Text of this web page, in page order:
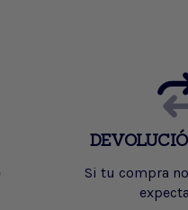
Si tu compra